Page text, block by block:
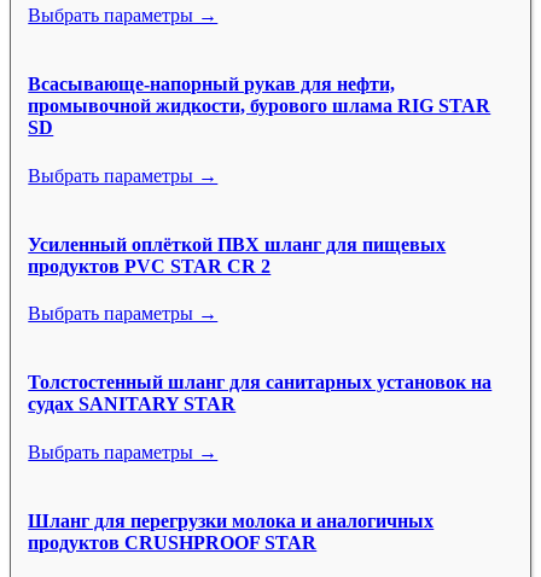
Выбрать параметры →
Всасывающе-напорный рукав для нефти,
промывочной жидкости, бурового шлама RIG STAR
SD
Выбрать параметры →
Усиленный оплёткой ПВХ шланг для пищевых
продуктов PVC STAR CR 2
Выбрать параметры →
Толстостенный шланг для санитарных установок на
судах SANITARY STAR
Выбрать параметры →
Шланг для перегрузки молока и аналогичных
продуктов CRUSHPROOF STAR